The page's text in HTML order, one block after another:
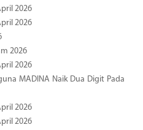
2026
2026
2026
2026
MADINA Naik Dua Digit Pada
2026
2026